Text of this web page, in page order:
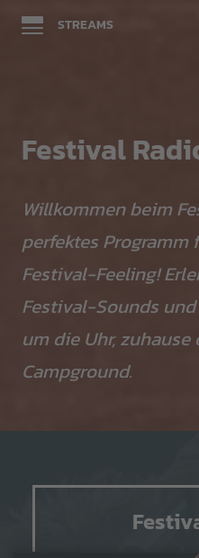
STREAMS
Festival
Willkommen beim
perfektes
Festival-Feeling!
Festival-Sounds
um die Uhr,
Campground.